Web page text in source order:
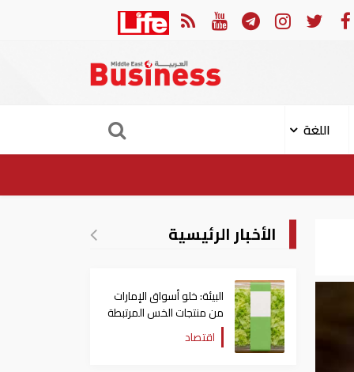
تعديل بعض أحكام القرار الوزاري في شأن الضريبة على الشركات والأعمال
اللغة
الأخبار الرئيسية
البيئة: خلو أسواق الإمارات
من منتجات الخس المرتبطة
بتفشي داء السيكلوسبورا
اقتصاد